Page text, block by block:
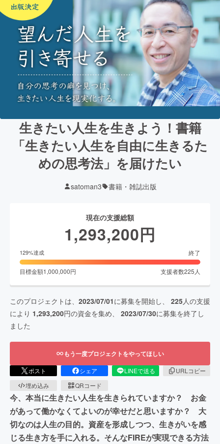
生きたい人生を生きよう！書籍
「生きたい人生を自由に生きるた
めの思考法」を届けたい
satoman3 書籍・雑誌出版
現在の支援総額
1,293,200円
129%達成 終了
目標金額1,000,000円 支援者数225 人
このプロジェクトは、 2023/07/01に募集を開始し、 225人の支援
により 1,293,200円の資金を集め、 2023/07/30に募集を終了し
ました
もう一度プロジェクトをやってほしい
ポスト シェア LINEで送る
URLコピー
埋め込み
QRコード
今、本当に生きたい人生を生きられていますか？ お金
があって働かなくてよいのが幸せだと思いますか？ 大
切なのは人生の目的。資産を形成しつつ、生きがいを感
じる生き方を手に入れる。そんなFIREが実現できる方法